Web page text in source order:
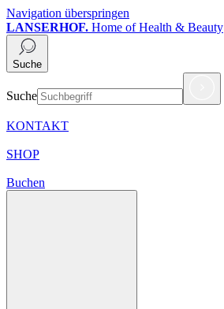
Navigation überspringen
LANSERHOF. Home of Health & Beauty
Suche
Suche
KONTAKT
SHOP
Buchen